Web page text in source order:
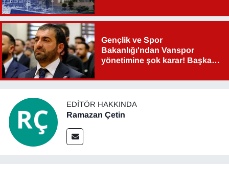
Gençlik ve Spor
Bakanlığı'ndan Vanspor
yönetimine şok karar! Başkan
EDITÖR HAKKINDA
Ramazan Çetin